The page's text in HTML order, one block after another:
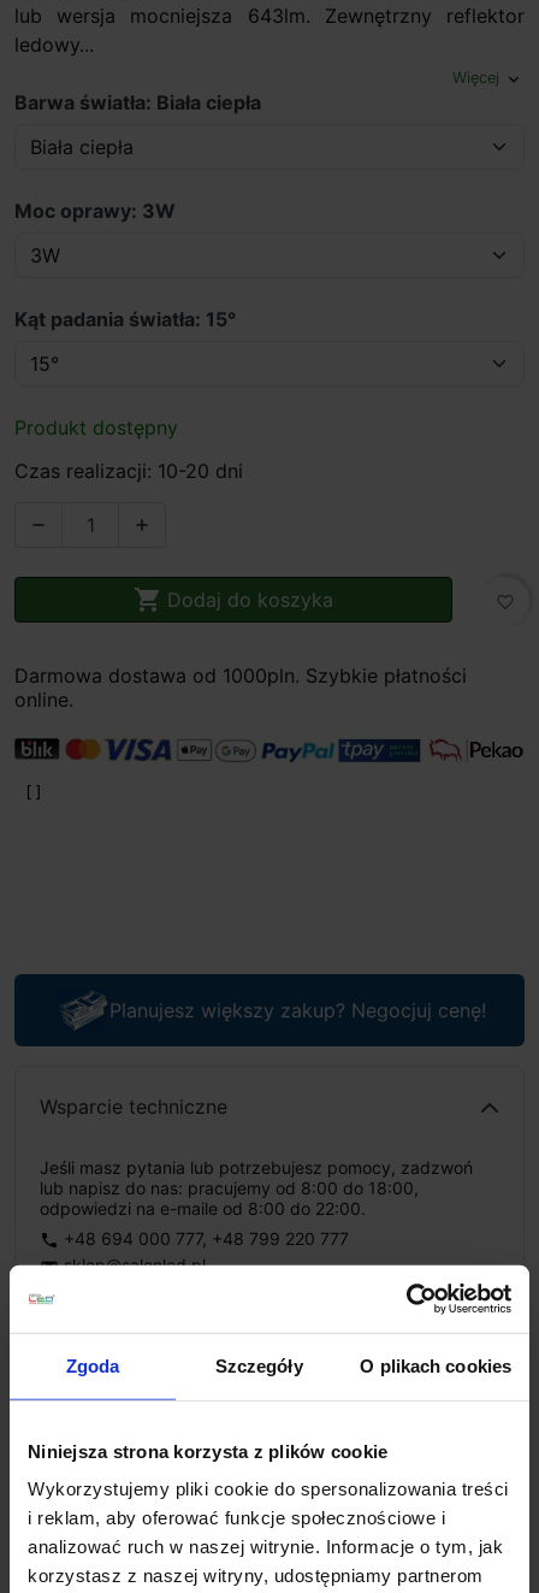
Zgoda Szczegóły O plikach cookies
Niniejsza strona korzysta z plików cookie
Wykorzystujemy pliki cookie do spersonalizowania treści
i reklam, aby oferować funkcje społecznościowe i
analizować ruch w naszej witrynie. Informacje o tym, jak
korzystasz z naszej witryny, udostępniamy partnerom
lub wersja mocniejsza 643lm. Zewnętrzny reflektor
ledowy...
Więcej expand_more
Barwa światła: Biała ciepła
Moc oprawy: 3W
Kąt padania światła: 15°
Produkt dostępny
Czas realizacji: 10-20 dni
 
 Dodaj do koszyka favorite_border
Darmowa dostawa od 1000pln. Szybkie płatności
online.
Planujesz większy zakup? Negocjuj cenę!
Wsparcie techniczne
Jeśli masz pytania lub potrzebujesz pomocy, zadzwoń
lub napisz do nas: pracujemy od 8:00 do 18:00,
odpowiedzi na e-maile od 8:00 do 22:00.
phone +48 694 000 777, +48 799 220 777
email sklep@salonled.pl
Metody płatności
Zapytaj o produkt